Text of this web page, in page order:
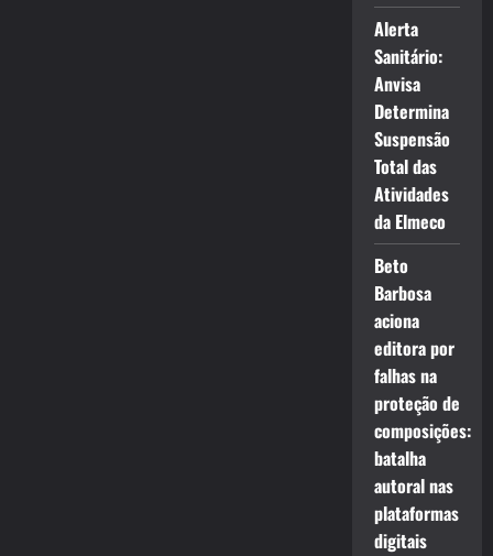
Alerta
Sanitário:
Anvisa
Determina
Suspensão
Total das
Atividades
da Elmeco
Beto
Barbosa
aciona
editora por
falhas na
proteção de
composições:
batalha
autoral nas
plataformas
digitais